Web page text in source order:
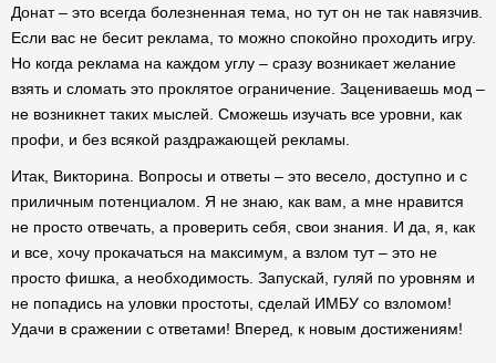
Донат – это всегда болезненная тема, но тут он не так навязчив.
Если вас не бесит реклама, то можно спокойно проходить игру.
Но когда реклама на каждом углу – сразу возникает желание
взять и сломать это проклятое ограничение. Зацениваешь мод –
не возникнет таких мыслей. Сможешь изучать все уровни, как
профи, и без всякой раздражающей рекламы.
Итак, Викторина. Вопросы и ответы – это весело, доступно и с
приличным потенциалом. Я не знаю, как вам, а мне нравится
не просто отвечать, а проверить себя, свои знания. И да, я, как
и все, хочу прокачаться на максимум, а взлом тут – это не
просто фишка, а необходимость. Запускай, гуляй по уровням и
не попадись на уловки простоты, сделай ИМБУ со взломом!
Удачи в сражении с ответами! Вперед, к новым достижениям!